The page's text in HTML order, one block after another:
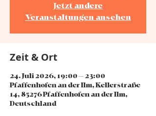
Jetzt andere
Veranstaltungen ansehen
Zeit & Ort
24. Juli 2026, 19:00 – 23:00
Pfaffenhofen an der Ilm, Kellerstraße
14, 85276 Pfaffenhofen an der Ilm,
Deutschland